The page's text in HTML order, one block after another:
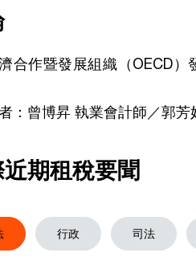
合作暨發展組織（OECD）
：曾博昇 執業會計師／郭芳
近期租稅要聞
行政 司法